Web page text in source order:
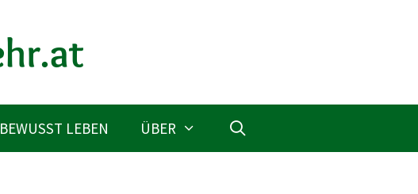
BEWUSST LEBEN ÜBER